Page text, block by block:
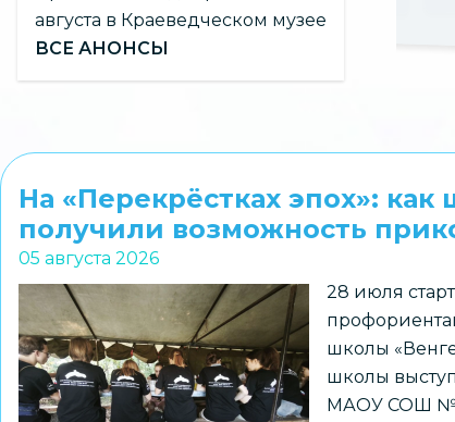
августа в Краеведческом музее
ВСЕ АНОНСЫ
На «Перекрёстках эпох»:
получили возможность
05 августа 2026
28 июля
школы
школы
МАОУ СОШ №